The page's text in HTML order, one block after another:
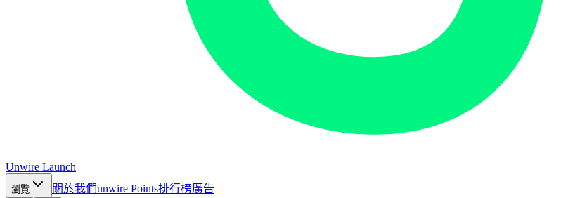
Unwire Launch
瀏覽 關於我們unwire Points排行榜廣告